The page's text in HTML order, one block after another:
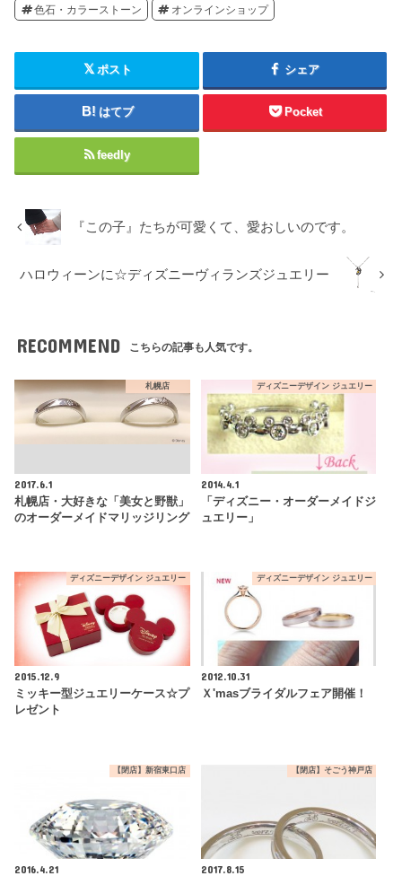
色石・カラーストーン オンラインショップ
ポスト シェア
はてブ Pocket
feedly
『この子』たちが可愛くて、愛おしいのです。
ハロウィーンに☆ディズニーヴィランズジュエリー
RECOMMEND こちらの記事も人気です。
札幌店
2017.6.1
札幌店・大好きな「美女と野獣」
のオーダーメイドマリッジリング
ディズニーデザイン ジュエリー
2014.4.1
「ディズニー・オーダーメイドジ
ュエリー」
ディズニーデザイン ジュエリー
2015.12.9
ミッキー型ジュエリーケース☆プ
レゼント
ディズニーデザイン ジュエリー
2012.10.31
Ｘ'masブライダルフェア開催！
【閉店】新宿東口店
2016.4.21
【閉店】そごう神戸店
2017.8.15